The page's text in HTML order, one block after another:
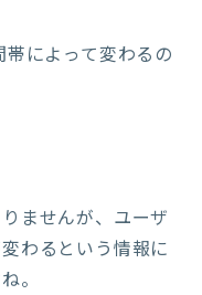
によって変わるの
ませんが、ユーザ
わるという情報に
。